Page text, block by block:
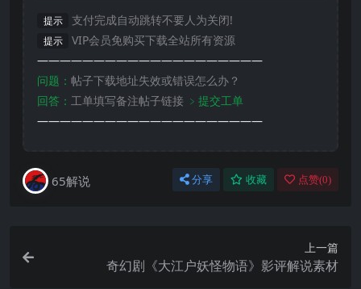
提示 支付完成自动跳转不要人为关闭!
提示
VIP会员免购买下载全站所有资源
————————————————————
问题： 帖子下载地址失效或错误怎么办？
回答： 工单填写备注帖子链接 ﹥提交工单
————————————————————
65解说 分享 收藏 点赞(0)
上一篇
奇幻剧《大江户妖怪物语》影评解说素材